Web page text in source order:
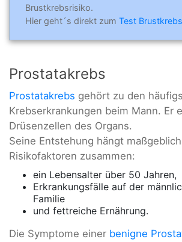
Brustkrebsrisiko.
Hier geht´s direkt zum Test Brustkrebs
Prostatakrebs
Prostatakrebs gehört zu den
Krebserkrankungen beim Mann. Er
Drüsenzellen des Organs.
Seine Entstehung hängt
Risikofaktoren zusammen:
ein Lebensalter über 50 Jahren,
Erkrankungsfälle auf der
Familie
und fettreiche Ernährung.
Die Symptome einer benigne